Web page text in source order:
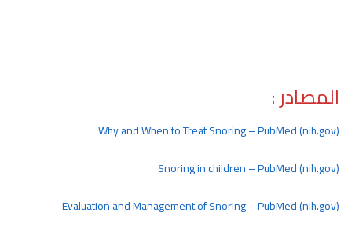
المصادر :
Why and When to Treat Snoring – PubMed (nih.gov)
Snoring in children – PubMed (nih.gov)
Evaluation and Management of Snoring – PubMed (nih.gov)